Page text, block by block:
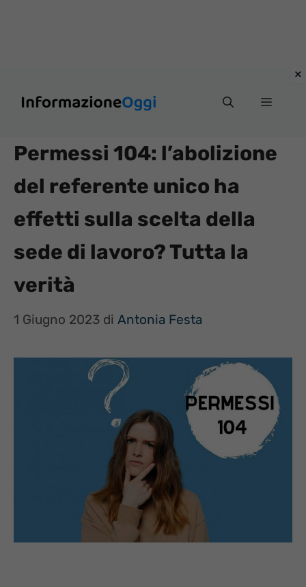
Menu
Permessi 104: l’abolizione
del referente unico ha
effetti sulla scelta della
sede di lavoro? Tutta la
verità
1 Giugno 2023 di Antonia Festa